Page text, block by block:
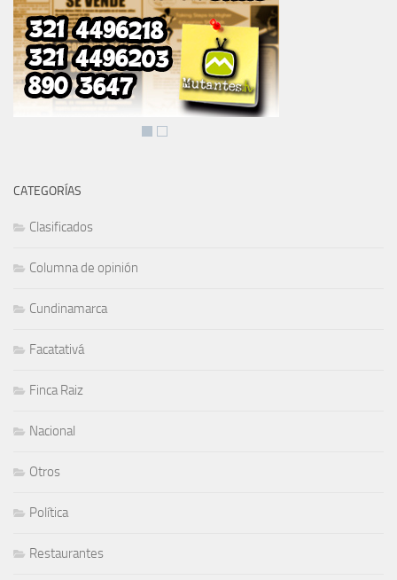
CATEGORÍAS
Clasificados
Columna de opinión
Cundinamarca
Facatativá
Finca Raiz
Nacional
Otros
Política
Restaurantes